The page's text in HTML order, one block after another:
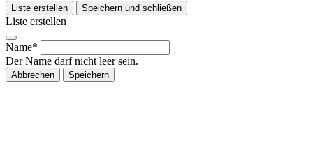
Liste erstellen Speichern und schließen
Liste erstellen
Name*
Der Name darf nicht leer sein.
Abbrechen Speichern